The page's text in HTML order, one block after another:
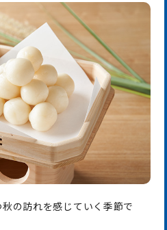
の訪れを感じていく季節で